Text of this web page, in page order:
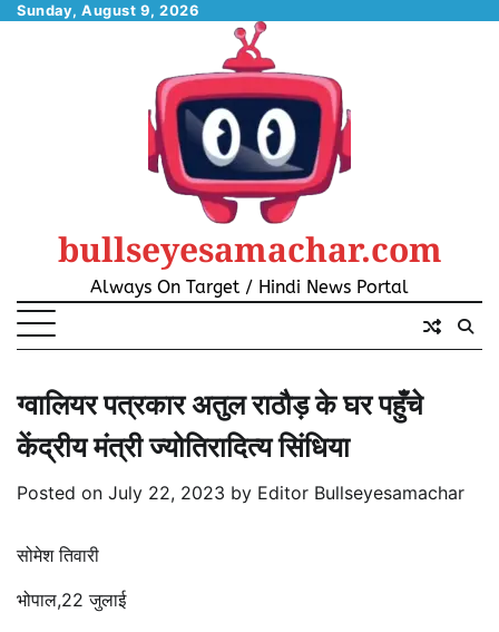
SkipSunday, August 9, 2026
bullseyesamachar.com
Always On Target / Hindi News Portal
ग्वालियर पत्रकार अतुल राठौड़ के घर पहुँचे
केंद्रीय मंत्री ज्योतिरादित्य सिंधिया
Posted on July 22, 2023 by Editor Bullseyesamachar
सोमेश तिवारी
भोपाल,22 जुलाई